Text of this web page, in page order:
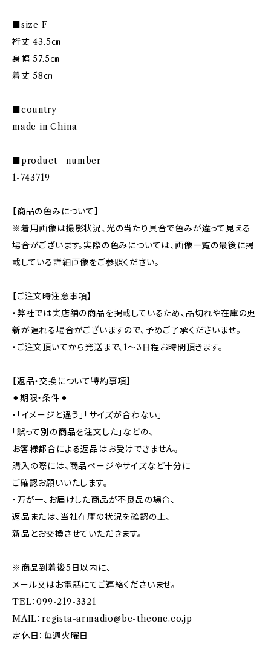
■size F
裄丈 43.5㎝
身幅 57.5㎝
着丈 58㎝
■country
made in China
■product number
1-743719
【商品の色みについて】
※着用画像は撮影状況、光の当たり具合で色みが違って見える
場合がございます。実際の色みについては、画像一覧の最後に掲
載している詳細画像をご参照ください。
【ご注文時注意事項】
・弊社では実店舗の商品を掲載しているため、品切れや在庫の更
新が遅れる場合がございますので、予めご了承くださいませ。
・ご注文頂いてから発送まで、1～3日程お時間頂きます。
【返品・交換について特約事項】
⚫︎期限・条件⚫︎
・「イメージと違う」「サイズが合わない」
「誤って別の商品を注文した」などの、
お客様都合による返品はお受けできません。
購入の際には、商品ページやサイズなど十分に
ご確認お願いいたします。
・万が一、お届けした商品が不良品の場合、
返品または、当社在庫の状況を確認の上、
新品とお交換させていただきます。
※商品到着後5日以内に、
メール又はお電話にてご連絡くださいませ。
TEL：099-219-3321
MAIL： regista-armadio@be-theone.co.jp
定休日：毎週火曜日